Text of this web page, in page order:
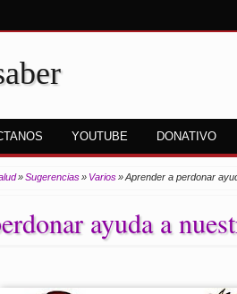
YOUTUBE DONATIVO
»Sugerencias» Varios»Aprender a perdonar
ayuda a